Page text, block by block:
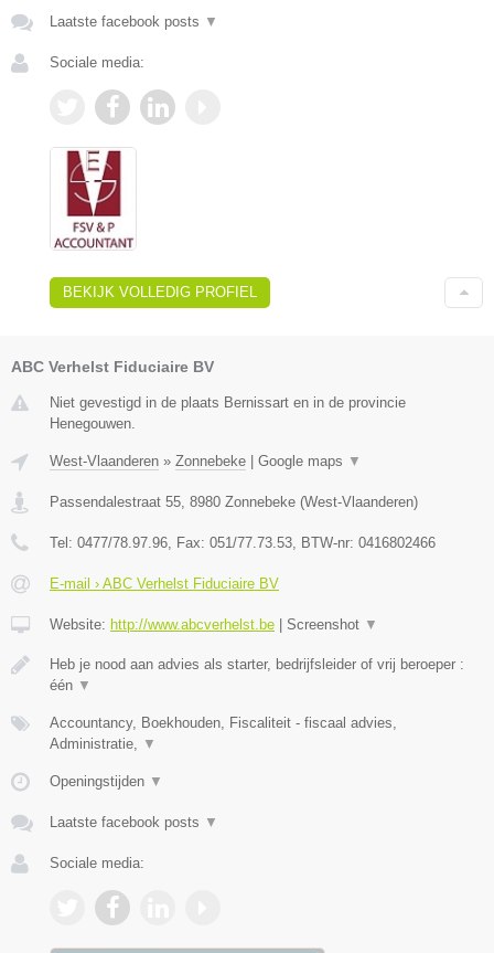
Laatste facebook posts ▼
Sociale media:
BEKIJK VOLLEDIG PROFIEL
ABC Verhelst Fiduciaire BV
Niet gevestigd in de plaats Bernissart en in de provincie
Henegouwen.
West-Vlaanderen » Zonnebeke Google maps ▼
Passendalestraat 55, 8980 Zonnebeke (West-Vlaanderen)
Tel: 0477/78.97.96, Fax: 051/77.73.53, BTW-nr: 0416802466
E-mail › ABC Verhelst Fiduciaire BV
Website: http://www.abcverhelst.be Screenshot ▼
Heb je nood aan advies als starter, bedrijfsleider of vrij beroeper :
één ▼
Accountancy, Boekhouden, Fiscaliteit - fiscaal advies,
Administratie, ▼
Openingstijden ▼
Laatste facebook posts ▼
Sociale media: